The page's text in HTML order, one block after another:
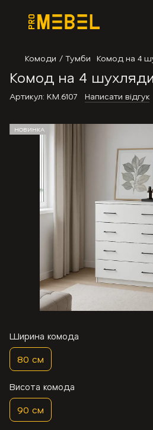
Комоди / Тумби Комод на 4
Комод на 4
Артикул: KM.6107 Написати відгук
НОВИНКА
Ширина комода
80 см
Висота комода
90 см